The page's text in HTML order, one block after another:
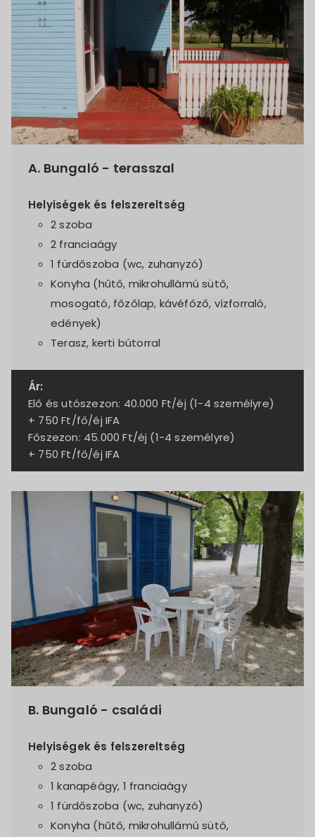
A. Bungaló - terasszal
Helyiségek és felszereltség
2 szoba
2 franciaágy
1 fürdőszoba (wc, zuhanyzó)
Konyha (hűtő, mikrohullámú sütő,
mosogató, főzőlap, kávéfőző, vízforraló,
edények)
Terasz, kerti bútorral
Ár:
Elő és utószezon: 40.000 Ft/éj (1-4 személyre)
+ 750 Ft/fő/éj IFA
Főszezon: 45.000 Ft/éj (1-4 személyre)
+ 750 Ft/fő/éj IFA
B. Bungaló - családi
Helyiségek és felszereltség
2 szoba
1 kanapéágy, 1 franciaágy
1 fürdőszoba (wc, zuhanyzó)
Konyha (hűtő, mikrohullámú sütő,